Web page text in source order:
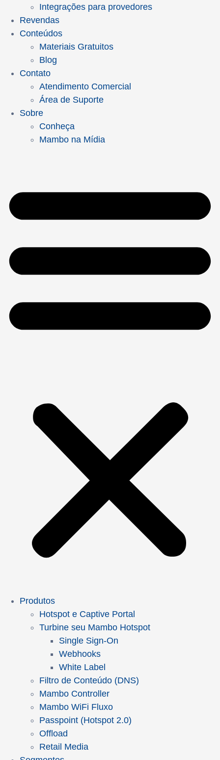
Integrações para provedores
Revendas
Conteúdos
Materiais Gratuitos
Blog
Contato
Atendimento Comercial
Área de Suporte
Sobre
Conheça
Mambo na Mídia
Produtos
Hotspot e Captive Portal
Turbine seu Mambo Hotspot
Single Sign-On
Webhooks
White Label
Filtro de Conteúdo (DNS)
Mambo Controller
Mambo WiFi Fluxo
Passpoint (Hotspot 2.0)
Offload
Retail Media